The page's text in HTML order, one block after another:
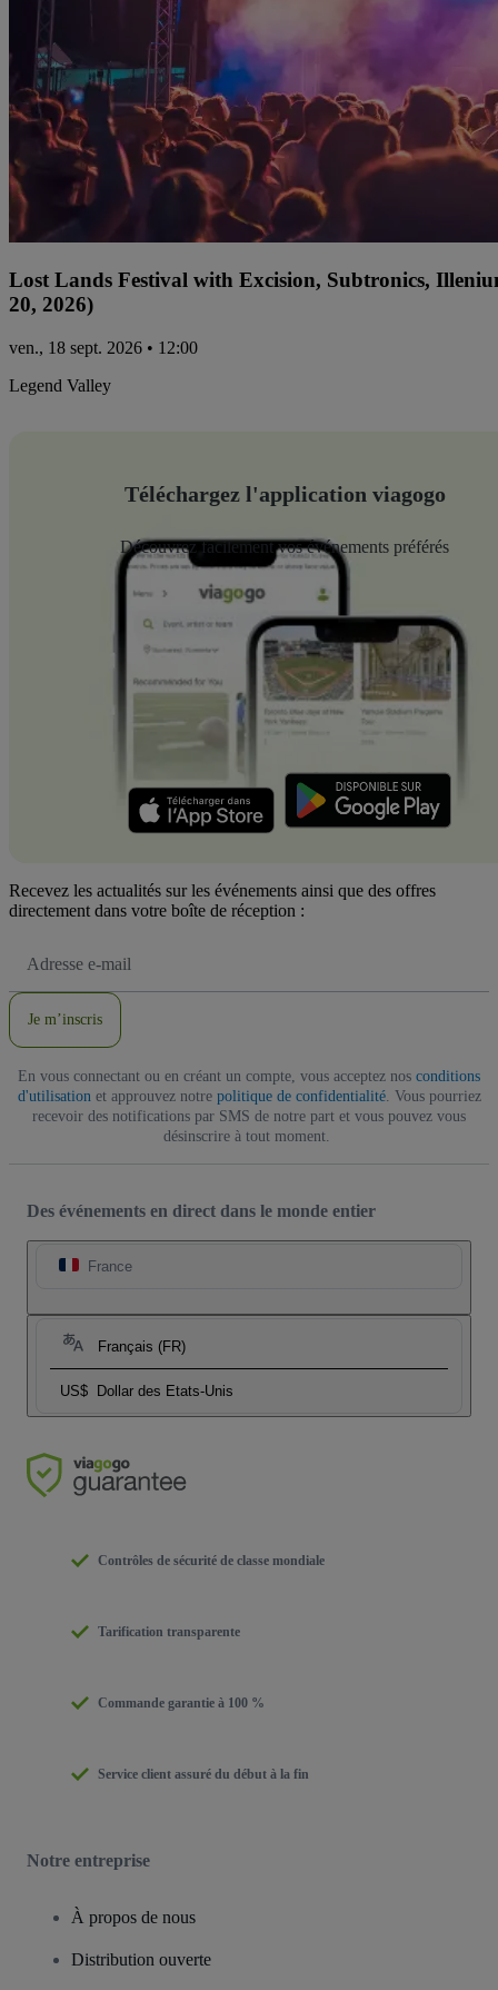
Lost Lands Festival with Excision, Subtronics,
20, 2026)
ven., 18 sept. 2026 • 12:00
Legend Valley
Téléchargez l'application viagogo
Découvrez facilement vos événements préférés
Recevez les actualités sur les événements ainsi que des offres
directement dans votre boîte de réception :
e-
Je m’inscris
En vous connectant ou en créant un compte, vous acceptez nos conditions
d'utilisation et approuvez notre politique de confidentialité. Vous pourriez
recevoir des notifications par SMS de notre part et vous pouvez vous
désinscrire à tout moment.
Des événements en direct dans le monde entier
France
Français (FR)
US$ Dollar des Etats-Unis
Contrôles de sécurité de classe mondiale
Tarification transparente
Commande garantie à 100 %
Service client assuré du début à la fin
Notre entreprise
À propos de nous
Distribution ouverte